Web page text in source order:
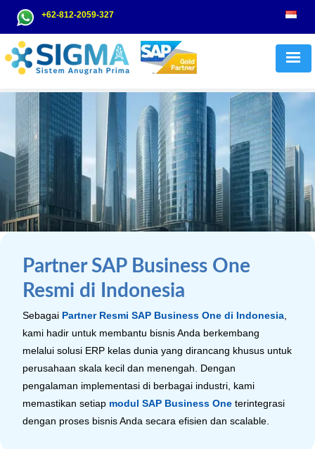
Skip
to
content
Search
for:
+62-812-2059-327
Partner SAP Business One
Resmi di Indonesia
Sebagai Partner Resmi SAP Business One di Indonesia
kami hadir untuk membantu bisnis Anda berkembang
melalui solusi ERP kelas dunia yang dirancang khusus untuk
perusahaan skala kecil dan menengah. Dengan
pengalaman implementasi di berbagai industri, kami
memastikan setiap modul SAP Business One terintegrasi
dengan proses bisnis Anda secara efisien dan scalable.